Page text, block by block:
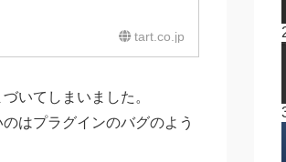
tart.co.jp
いてしまいました。
はプラグインのバグのよう